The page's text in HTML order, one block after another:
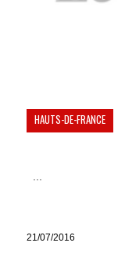
HAUTS-DE-FRANCE
21/07/2016